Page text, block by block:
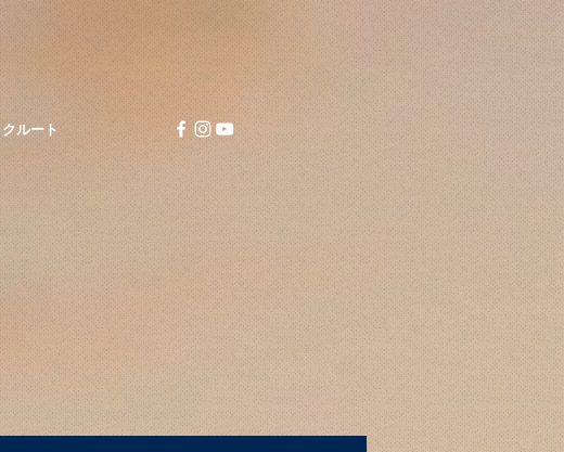
クルート